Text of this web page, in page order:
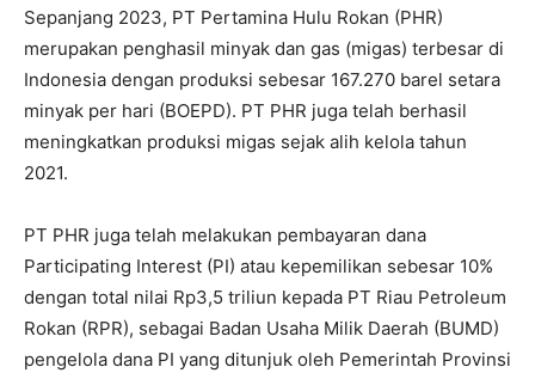
Sepanjang 2023, PT Pertamina Hulu Rokan (PHR)
merupakan penghasil minyak dan gas (migas) terbesar di
Indonesia dengan produksi sebesar 167.270 barel setara
minyak per hari (BOEPD). PT PHR juga telah berhasil
meningkatkan produksi migas sejak alih kelola tahun
2021.
PT PHR juga telah melakukan pembayaran dana
Participating Interest (PI) atau kepemilikan sebesar 10%
dengan total nilai Rp3,5 triliun kepada PT Riau Petroleum
Rokan (RPR), sebagai Badan Usaha Milik Daerah (BUMD)
pengelola dana PI yang ditunjuk oleh Pemerintah Provinsi